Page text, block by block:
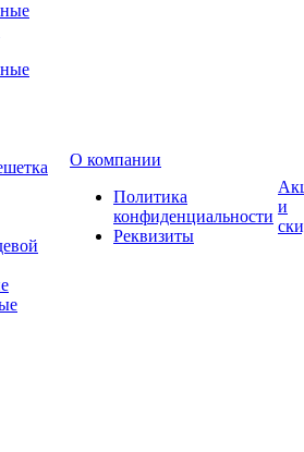
О компании
Политика
конфиденциальности
Реквизиты
и